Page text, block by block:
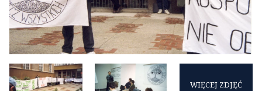
WIĘCEJ ZDJĘĆ